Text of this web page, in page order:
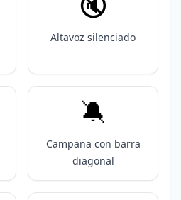
Altavoz silenciado
🔕
Campana con barra
diagonal